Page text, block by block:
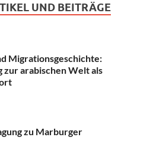
UND BEITRÄGE
Migrationsgeschichte:
zur arabischen Welt als
zu Marburger